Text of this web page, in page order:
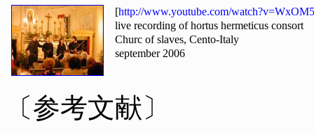
[http://www.youtube.com/
live recording of hortus hermeticus consort
Churc of slaves, Cento-Italy
september 2006
〔参考文献〕